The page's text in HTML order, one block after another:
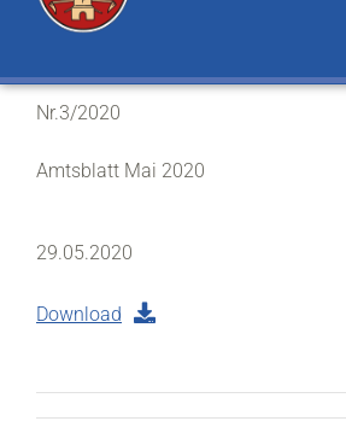
Nr.3/2020
Amtsblatt Mai 2020
29.05.2020
Download